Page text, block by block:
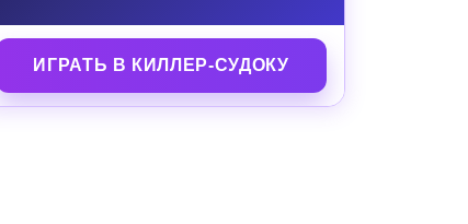
ИГРАТЬ В КИЛЛЕР-СУДОКУ